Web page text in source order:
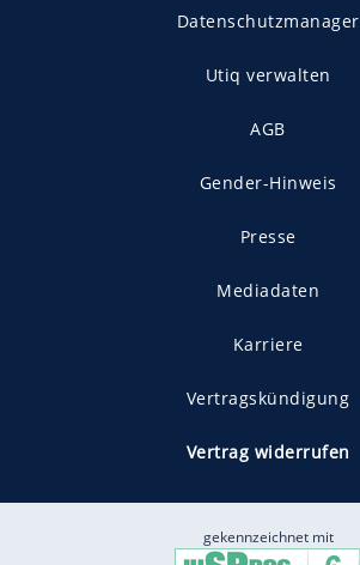
Datenschutzmanager
Utiq verwalten
AGB
Gender-Hinweis
Presse
Mediadaten
Karriere
Vertragskündigung
Vertrag widerrufen
gekennzeichnet mit